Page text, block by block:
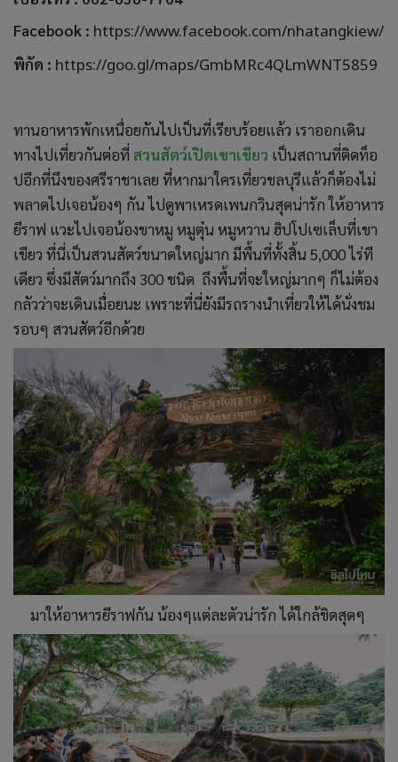
Facebook : https://www.facebook.com/nhatangkiew/
พิกัด : https://goo.gl/maps/GmbMRc4QLmWNT5859
ทานอาหารพักเหนื่อยกันไปเป็นที่เรียบร้อยแล้ว เราออกเดิน
ทางไปเที่ยวกันต่อที่ สวนสัตว์เปิดเขาเขียว เป็นสถานที่ติดท็อ
ปอีกที่นึงของศรีราชาเลย ที่หากมาใครเที่ยวชลบุรีแล้วก็ต้องไม่
พลาดไปเจอน้องๆ กัน ไปดูพาเหรดเพนกวินสุดน่ารัก ให้อาหาร
ยีราฟ แวะไปเจอน้องขาหมู หมูตุ๋น หมูหวาน ฮิปโปเซเล็บที่เขา
เขียว ที่นี่เป็นสวนสัตว์ขนาดใหญ่มาก มีพื้นที่ทั้งสิ้น 5,000 ไร่ที
เดียว ซึ่งมีสัตว์มากถึง 300 ชนิด ถึงพื้นที่จะใหญ่มากๆ ก็ไม่ต้อง
กลัวว่าจะเดินเมื่อยนะ เพราะที่นี่ยังมีรถรางนำเที่ยวให้ได้นั่งชม
รอบๆ สวนสัตว์อีกด้วย
มาให้อาหารยีราฟกัน น้องๆแต่ละตัวน่ารัก ได้ใกล้ชิดสุดๆ